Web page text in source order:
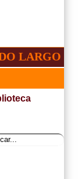
LARGO EN